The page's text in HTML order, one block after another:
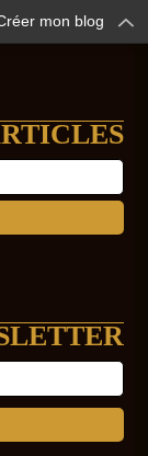
mon blog